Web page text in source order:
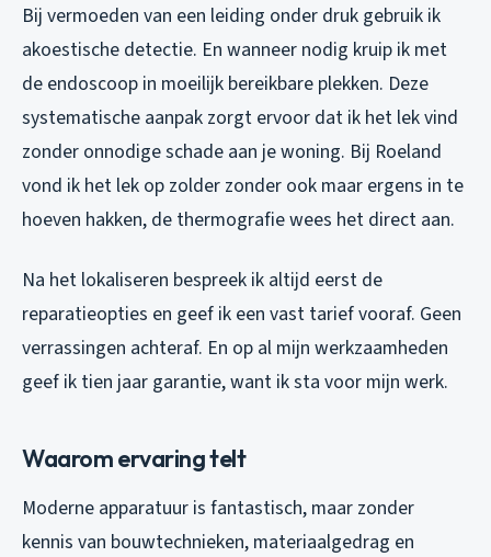
Bij vermoeden van een leiding onder druk gebruik ik
akoestische detectie. En wanneer nodig kruip ik met
de endoscoop in moeilijk bereikbare plekken. Deze
systematische aanpak zorgt ervoor dat ik het lek vind
zonder onnodige schade aan je woning. Bij Roeland
vond ik het lek op zolder zonder ook maar ergens in te
hoeven hakken, de thermografie wees het direct aan.
Na het lokaliseren bespreek ik altijd eerst de
reparatieopties en geef ik een vast tarief vooraf. Geen
verrassingen achteraf. En op al mijn werkzaamheden
geef ik tien jaar garantie, want ik sta voor mijn werk.
Waarom ervaring telt
Moderne apparatuur is fantastisch, maar zonder
kennis van bouwtechnieken, materiaalgedrag en